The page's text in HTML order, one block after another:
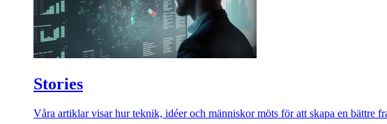
Stories
Våra artiklar visar hur teknik, idéer och människor möts för att skapa en bättre